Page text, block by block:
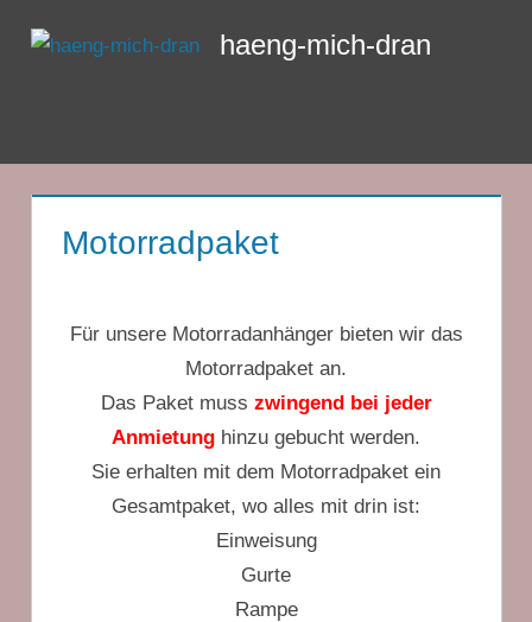
Inhalt
haeng-mich-dran
Motorradpaket
Für unsere Motorradanhänger bieten wir das
Motorradpaket an.
Das Paket muss zwingend bei jeder
Anmietung hinzu gebucht werden.
Sie erhalten mit dem Motorradpaket ein
Gesamtpaket, wo alles mit drin ist:
Einweisung
Gurte
Rampe